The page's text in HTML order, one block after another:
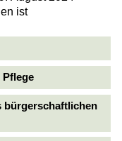
ist
Pflege
bürgerschaftlichen